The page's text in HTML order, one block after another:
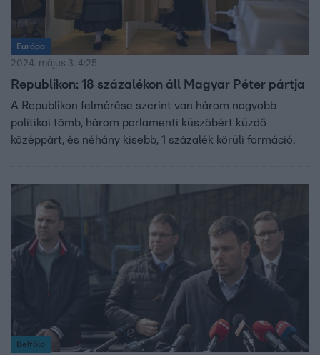
Európa
2024. május 3. 4:25
Republikon: 18 százalékon áll Magyar Péter pártja
A Republikon felmérése szerint van három nagyobb
politikai tömb, három parlamenti küszöbért küzdő
középpárt, és néhány kisebb, 1 százalék körüli formáció.
Belföld